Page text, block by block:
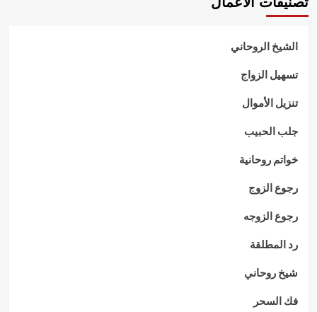
الشيخ الروحاني
تسهيل الزواج
تنزيل الأموال
جلب الحبيب
خواتم روحانية
رجوع الزوج
رجوع الزوجه
رد المطلقة
شيخ روحاني
فك السحر